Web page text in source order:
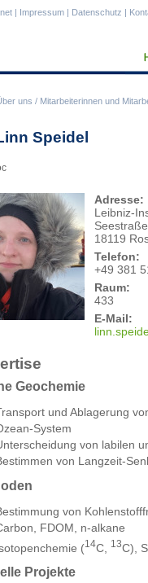
uns / Mitarbeiterinnen und
| Impressum | Datenschutz |
Speidel
Adresse:
Leibniz-
18119
Telefon:
+49 381
Raum:
433
E-Mail:
linn
Geochemie
und Ablagerung
System
von labilen
von Langzeit-
von
FDOM, n-alkane
(14C, 13C),
Projekte